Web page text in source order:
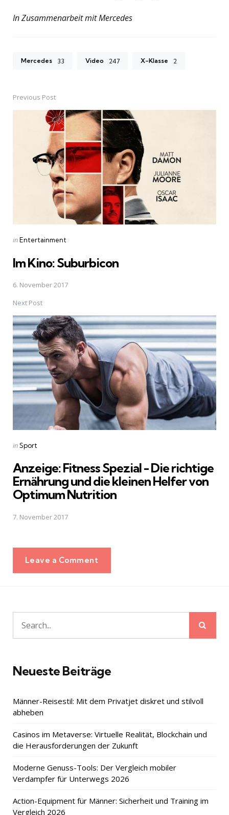
In Zusammenarbeit mit Mercedes
Mercedes 33 Video 247 X-Klasse 2
Post
navigation
Previous Post
Posted
inEntertainment
Im Kino: Suburbicon
6. November 2017
Next Post
Posted
inSport
Anzeige: Fitness Spezial - Die richtige
Ernährung und die kleinen Helfer von
Optimum Nutrition
7. November 2017
Leave a Comment
Search
for:
Neueste Beiträge
Männer-Reisestil: Mit dem Privatjet diskret und stilvoll
abheben
Casinos im Metaverse: Virtuelle Realität, Blockchain und
die Herausforderungen der Zukunft
Moderne Genuss-Tools: Der Vergleich mobiler
Verdampfer für Unterwegs 2026
Action-Equipment für Männer: Sicherheit und Training im
Vergleich 2026